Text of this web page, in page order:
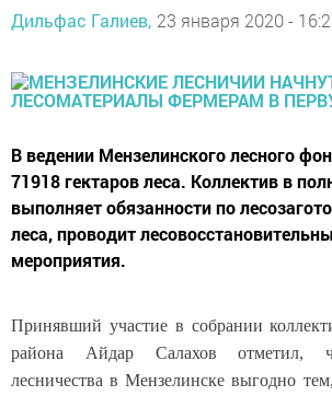
Дильфас Галиев, 23 января 2020 -
В ведении Мензелинского лесного
71918 гектаров леса. Коллектив в
выполняет обязанности по
леса, проводит
мероприятия.
Принявший участие в собрании
района Айдар Салахов отметил,
лесничества в Мензелинске выгодно